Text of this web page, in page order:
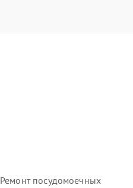
Ремонт посудомоечных